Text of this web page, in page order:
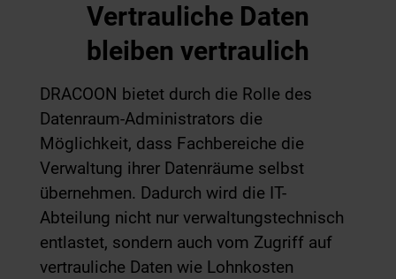
Vertrauliche Daten
bleiben vertraulich
DRACOON bietet durch die Rolle des
Datenraum-Administrators die
Möglichkeit, dass Fachbereiche die
Verwaltung ihrer Datenräume selbst
übernehmen. Dadurch wird die IT-
Abteilung nicht nur verwaltungstechnisch
entlastet, sondern auch vom Zugriff auf
vertrauliche Daten wie Lohnkosten